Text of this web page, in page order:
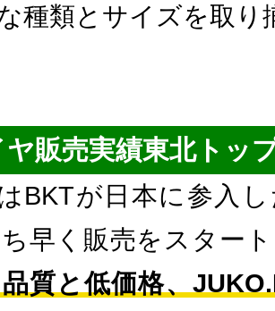
種類とサイズを取り
販売実績東北トッ
BKTが日本に参入
早く販売をスター
質と低価格、